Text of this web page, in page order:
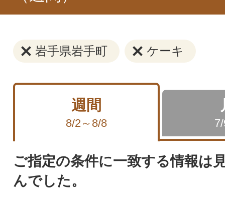
岩手県岩手町 ケーキ
週間
8/2～8/8
ご指定の条件に一致する情報は
んでした。